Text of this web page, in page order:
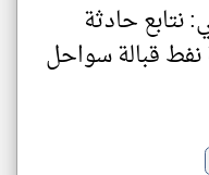
نتابع حادثة
نفط قبالة سواحل